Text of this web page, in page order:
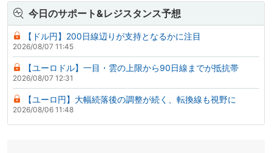
今日のサポート&レジスタンス予想
【ドル円】200日線辺りが支持となるかに注目
2026/08/07 11:45
【ユーロドル】一目・雲の上限から90日線までが抵抗帯
2026/08/07 12:31
【ユーロ円】大幅続落後の調整が続く、転換線も視野に
2026/08/06 11:48